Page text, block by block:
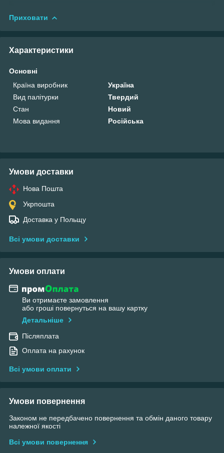
Приховати
Характеристики
Основні
Країна виробник
Україна
Вид палітурки
Твердий
Стан
Новий
Мова видання
Російська
Умови доставки
Нова Пошта
Укрпошта
Доставка у Польщу
Всі умови доставки
Умови оплати
Ви отримаєте замовлення
або гроші повернуться на вашу картку
Детальніше
Післяплата
Оплата на рахунок
Всі умови оплати
Умови повернення
Законом не передбачено повернення та обмін даного товару
належної якості
Всі умови повернення